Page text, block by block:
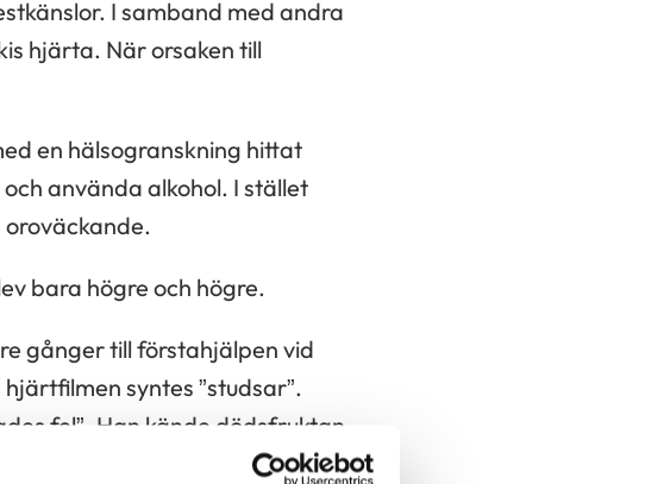
I samband med andra
hjärta. När orsaken till
en hälsogranskning hittat
använda alkohol. I stället
oroväckande.
bara högre och högre.
gånger till förstahjälpen vid
syntes ”studsar”.
fel”. Han kände dödsfruktan
pågick rytmstörningarna i tre